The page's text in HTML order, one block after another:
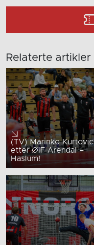
Relaterte artikler
(TV) Marinko Kurtovic
etter ØIF Arendal –
Haslum!